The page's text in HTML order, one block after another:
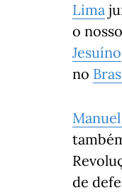
Lima
o
Jesuíno
no
de